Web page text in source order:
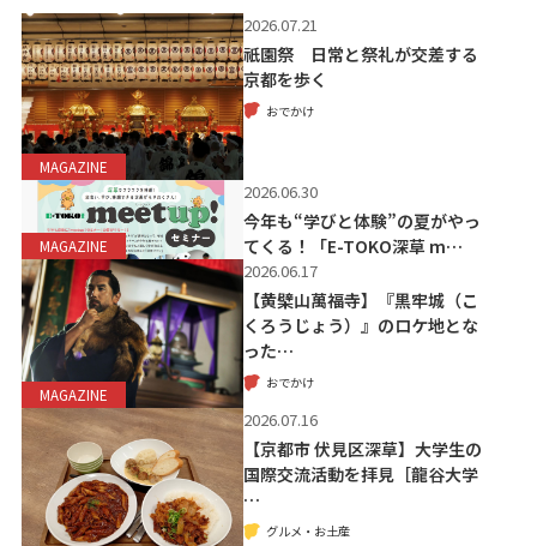
MAGAZINE
2026.07.21
祇園祭 日常と祭礼が交差する
京都を歩く
おでかけ
MAGAZINE
2026.06.30
今年も“学びと体験”の夏がやっ
てくる！「E-TOKO深草 m…
MAGAZINE
2026.06.17
【黄檗山萬福寺】『黒牢城（こ
くろうじょう）』のロケ地とな
った…
おでかけ
2026.07.16
【京都市 伏見区深草】大学生の
国際交流活動を拝見［龍谷大学
…
グルメ・お土産